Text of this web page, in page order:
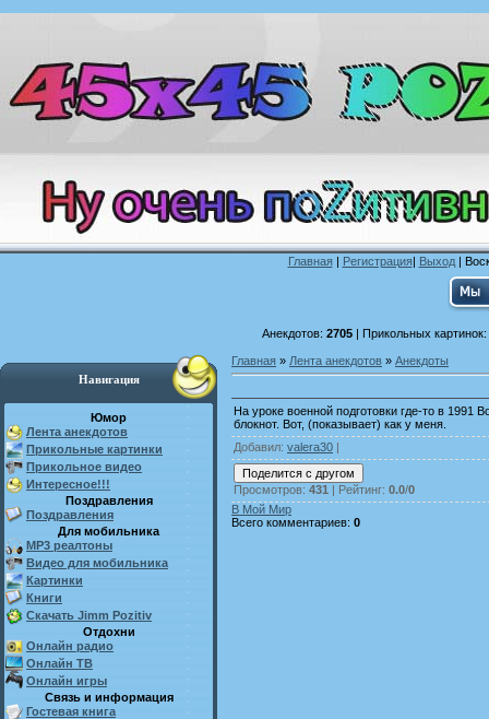
Главная| Регистрация| Выход|
Анекдотов: 2705| Прикольных картинок:
Навигация
Юмор
Лента анекдотов
Прикольные картинки
Прикольное видео
Интересное!!!
Поздравления
Поздравления
Для мобильника
MP3 реалтоны
Видео для мобильника
Картинки
Книги
Скачать Jimm Pozitiv
Отдохни
Онлайн радио
Онлайн ТВ
Онлайн игры
Связь и информация
Гостевая книга
Главная » Лента анекдотов » Анекдоты
На уроке военной подготовки где-то в 1991
блокнот. Вот, (показывает) как у меня.
Добавил: valera30 |
Просмотров: 431 | Рейтинг: 0.0/0
В Мой Мир
Всего комментариев: 0